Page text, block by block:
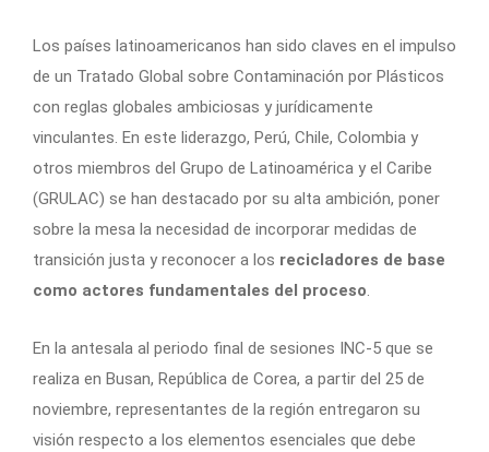
Los países latinoamericanos han sido claves en el impulso
de un Tratado Global sobre Contaminación por Plásticos
con reglas globales ambiciosas y jurídicamente
vinculantes. En este liderazgo, Perú, Chile, Colombia y
otros miembros del Grupo de Latinoamérica y el Caribe
(GRULAC) se han destacado por su alta ambición, poner
sobre la mesa la necesidad de incorporar medidas de
transición justa y reconocer a los recicladores de base
como actores fundamentales del proceso.
En la antesala al periodo final de sesiones INC-5 que se
realiza en Busan, República de Corea, a partir del 25 de
noviembre, representantes de la región entregaron su
visión respecto a los elementos esenciales que debe